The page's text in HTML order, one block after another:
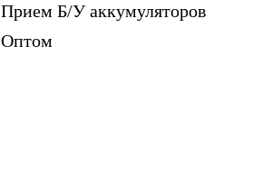
Прием Б/У аккумуляторов
Оптом